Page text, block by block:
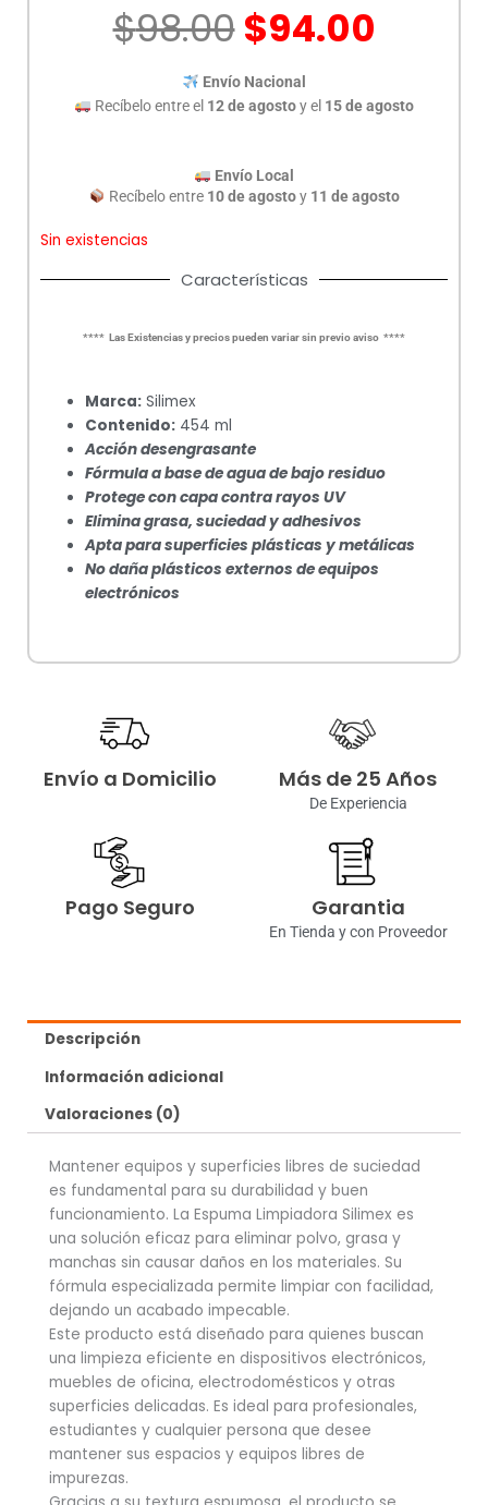
$98.00El
precio
original
era:
$98.00.
$94.00
es:
Envío Nacional
Recíbelo entre el 12 de agostoy el 15 de agosto
Envío Local
Recíbelo entre 10 de agostoy 11 de agosto
Sin existencias
Características
**** Las Existencias y precios pueden variar sin previo aviso ****
Marca: Silimex
Contenido: 454 ml
Acción desengrasante
Fórmula a base de agua de bajo residuo
Protege con capa contra rayos UV
Elimina grasa, suciedad y adhesivos
Apta para superficies plásticas y metálicas
No daña plásticos externos de equipos
electrónicos
Envío a Domicilio Más de 25 Años
De Experiencia
Pago Seguro Garantia
En Tienda y con Proveedor
Descripción
Información adicional
Valoraciones (0)
Mantener equipos y superficies libres de suciedad
es fundamental para su durabilidad y buen
funcionamiento. La Espuma Limpiadora Silimex es
una solución eficaz para eliminar polvo, grasa y
manchas sin causar daños en los materiales. Su
fórmula especializada permite limpiar con facilidad,
dejando un acabado impecable.
Este producto está diseñado para quienes buscan
una limpieza eficiente en dispositivos electrónicos,
muebles de oficina, electrodomésticos y otras
superficies delicadas. Es ideal para profesionales,
estudiantes y cualquier persona que desee
mantener sus espacios y equipos libres de
impurezas.